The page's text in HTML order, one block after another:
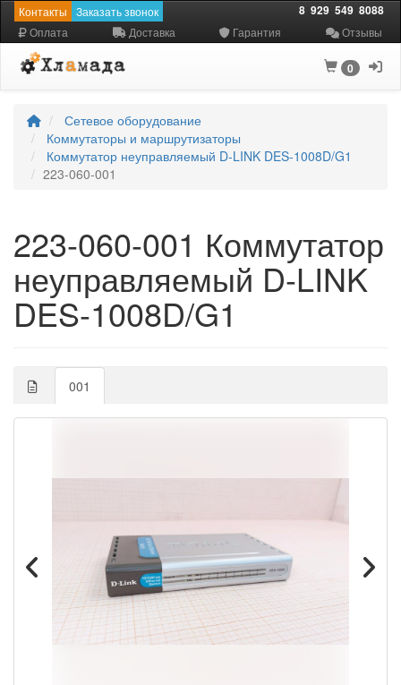
Контакты Заказать звонок 8 929 549 8088
Оплата Доставка Гарантия Отзывы
0
Сетевое оборудование
Коммутаторы и маршрутизаторы
Коммутатор неуправляемый D-LINK DES-1008D/G1
223-060-001
223-060-001 Коммутатор
неуправляемый D-LINK
DES-1008D/G1
001